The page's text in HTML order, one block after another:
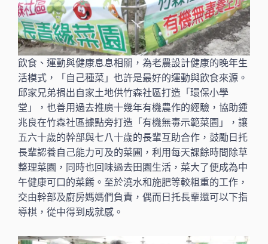
飲食、運動與健康息息相關，為老農設計健康的晚年生
活模式，「自己種菜」也許是最好的運動與飲食來源。
邱家兄弟捐出自家土地供竹森社區打造「環保小學
堂」，也善用過去推廣十幾年有機農作的經驗，協助鍾
兆良在竹森社區據點旁打造「有機無毒示範菜園」，讓
五六十歲的幹部與七八十歲的長輩互助合作，鼓勵日托
長輩認養自己能力可及的菜圃，利用每天課餘時間除草
整理菜園，同時也回味過去田園生活，菜大了便成為中
午健康可口的菜餚。至於澆水和施肥等較粗重的工作，
交由幹部及廚房媽媽們負責，偶而日托長輩還可以下指
導棋，從中得到成就感。